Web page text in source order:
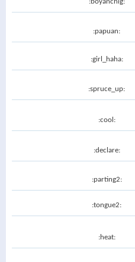
:papuan:
:girl_haha:
:spruce_up:
:cool:
:declare:
:parting2:
:tongue2:
:heat: